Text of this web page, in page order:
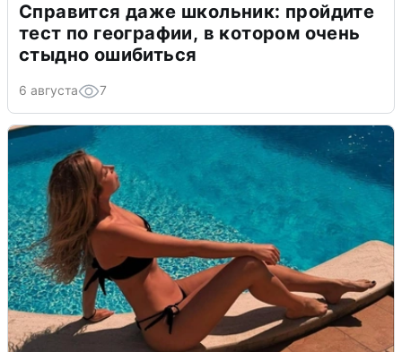
Справится даже школьник: пройдите
тест по географии, в котором очень
стыдно ошибиться
6 августа 7